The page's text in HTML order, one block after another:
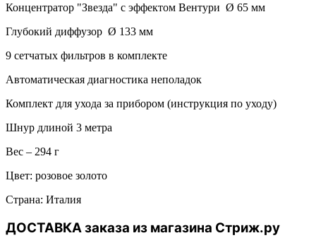
Концентратор "Звезда" с эффектом Вентури Ø 65 мм
Глубокий диффузор Ø 133 мм
9 сетчатых фильтров в комплекте
Автоматическая диагностика неполадок
Комплект для ухода за прибором (инструкция по уходу)
Шнур длиной 3 метра
Вес – 294 г
Цвет: розовое золото
Страна: Италия
ДОСТАВКА заказа из магазина Стриж.ру